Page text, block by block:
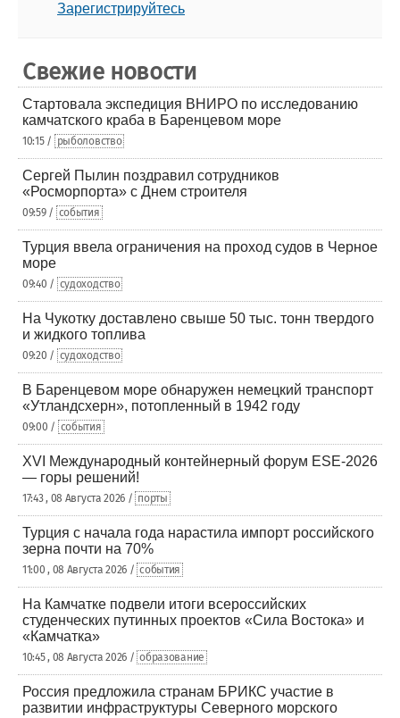
Зарегистрируйтесь
Свежие новости
Стартовала экспедиция ВНИРО по исследованию
камчатского краба в Баренцевом море
10:15 / рыболовство
Сергей Пылин поздравил сотрудников
«Росморпорта» с Днем строителя
09:59 / события
Турция ввела ограничения на проход судов в Черное
море
09:40 / судоходство
На Чукотку доставлено свыше 50 тыс. тонн твердого
и жидкого топлива
09:20 / судоходство
В Баренцевом море обнаружен немецкий транспорт
«Утландсхерн», потопленный в 1942 году
09:00 / события
XVI Международный контейнерный форум ESE-2026
— горы решений!
17:43 , 08 Августа 2026 / порты
Турция с начала года нарастила импорт российского
зерна почти на 70%
11:00 , 08 Августа 2026 / события
На Камчатке подвели итоги всероссийских
студенческих путинных проектов «Сила Востока» и
«Камчатка»
10:45 , 08 Августа 2026 / образование
Россия предложила странам БРИКС участие в
развитии инфраструктуры Северного морского